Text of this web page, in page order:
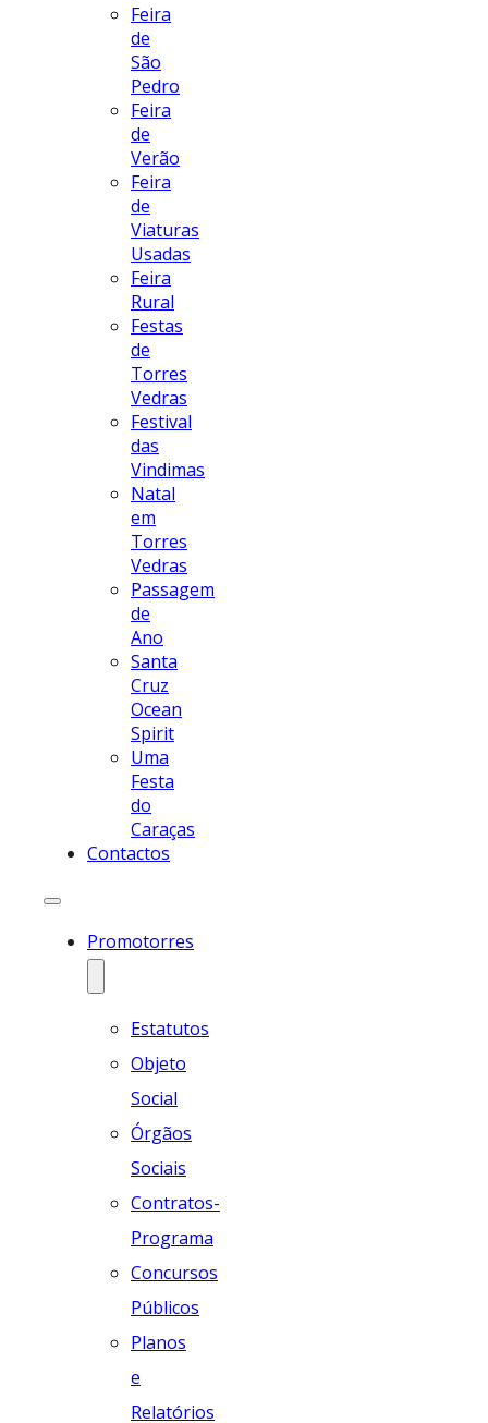
Feira
de
São
Pedro
Feira
de
Verão
Feira
de
Viaturas
Usadas
Feira
Rural
Festas
de
Torres
Vedras
Festival
das
Vindimas
Natal
em
Torres
Vedras
Passagem
de
Ano
Santa
Cruz
Ocean
Spirit
Uma
Festa
do
Caraças
Contactos
Promotorres
Estatutos
Objeto
Social
Órgãos
Sociais
Contratos-
Programa
Concursos
Públicos
Planos
e
Relatórios